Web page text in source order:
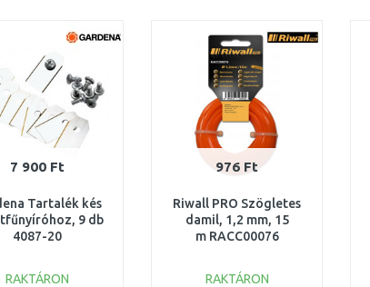
Összehasonlítás Összehasonlítás
7 900 Ft
Tartalék kés
9 db
4087-20
RAKTÁRON
976 Ft
Riwall PRO Szögletes
damil, 1,2 mm, 15
m RACC00076
RAKTÁRON